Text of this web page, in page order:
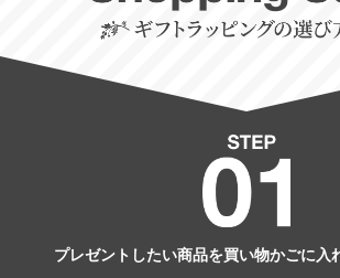
プレゼントしたい商品を買い物かごに入